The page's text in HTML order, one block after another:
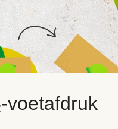
voetafdruk